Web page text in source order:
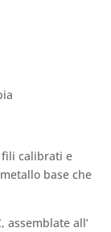
fili calibrati e
base che
assemblate all’